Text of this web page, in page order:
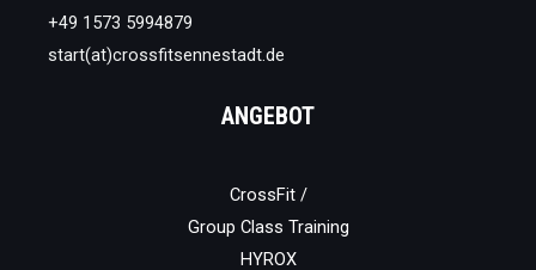
+49 1573 5994879
start(at)crossfitsennestadt.de
ANGEBOT
CrossFit /
Group Class Training
HYROX